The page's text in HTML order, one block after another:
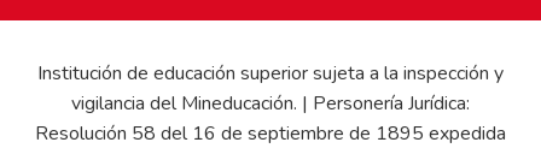
Institución de educación superior sujeta a la inspección y
vigilancia del Mineducación. | Personería Jurídica:
Resolución 58 del 16 de septiembre de 1895 expedida